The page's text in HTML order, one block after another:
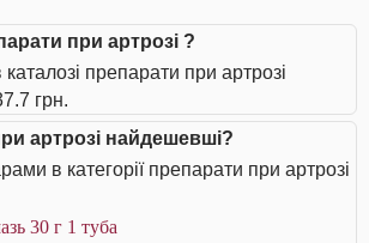
при артрозі ?
каталозі препарати при артрозі
грн.
артрозі найдешевші?
в категорії препарати при артрозі
30 г 1 туба